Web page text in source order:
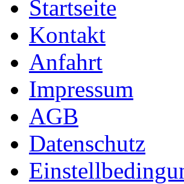
Startseite
Kontakt
Anfahrt
Impressum
AGB
Datenschutz